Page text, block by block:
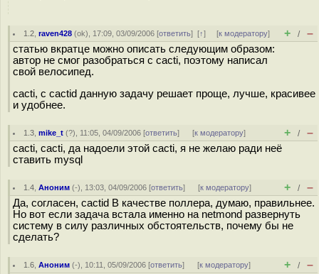
1.2 ,raven428 (ok), 17:09, 03/09/2006 [ответить][↑] [к модератору] + / –
статью вкратце можно описать следующим образом:
автор не смог разобраться с cacti, поэтому написал
свой велосипед.
cacti, с cactid данную задачу решает проще, лучше, красивее
и удобнее.
1.3 ,mike_t (?), 11:05, 04/09/2006 [ответить] [к модератору] + / –
cacti, cacti, да надоели этой cacti, я не желаю ради неё
ставить mysql
1.4 ,Аноним (-), 13:03, 04/09/2006 [ответить] [к модератору] + / –
Да, согласен, cactid В качестве поллера, думаю, правильнее.
Но вот если задача встала именно на netmond развернуть
систему в силу различных обстоятельств, почему бы не
сделать?
1.6 ,Аноним (-), 10:11, 05/09/2006 [ответить] [к модератору] + / –